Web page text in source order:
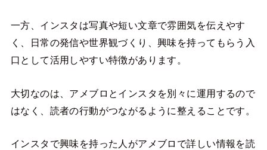
一方、インスタは写真や短い文章で雰囲気を伝えやす
く、日常の発信や世界観づくり、興味を持ってもらう入
口として活用しやすい特徴があります。
大切なのは、アメブロとインスタを別々に運用するので
はなく、読者の行動がつながるように整えることです。
インスタで興味を持った人がアメブロで詳しい情報を読